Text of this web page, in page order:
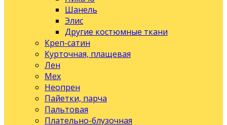
Шанель
Элис
Другие костюмные ткани
Креп-сатин
Курточная, плащевая
Лен
Мех
Неопрен
Пайетки, парча
Пальтовая
Плательно-блузочная